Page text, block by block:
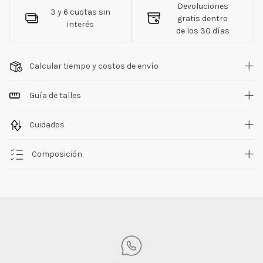
3 y 6 cuotas sin
interés
Devoluciones
gratis dentro
de los 30 días
Calcular tiempo y costos de envío
Guía de talles
Cuidados
Composición